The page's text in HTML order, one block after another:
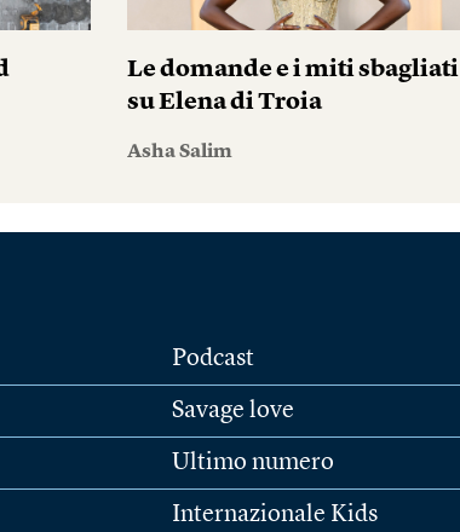
Le domande e i miti sbagliati
su Elena di Troia
Asha Salim
Podcast
Savage love
Ultimo numero
Internazionale Kids